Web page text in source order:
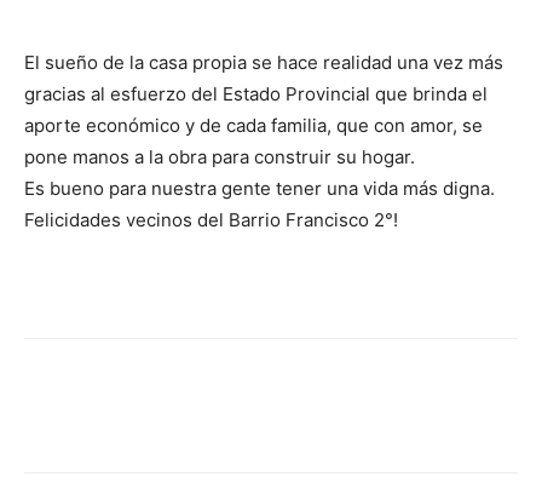
El sueño de la casa propia se hace realidad una vez más
gracias al esfuerzo del Estado Provincial que brinda el
aporte económico y de cada familia, que con amor, se
pone manos a la obra para construir su hogar.
Es bueno para nuestra gente tener una vida más digna.
Felicidades vecinos del Barrio Francisco 2°!